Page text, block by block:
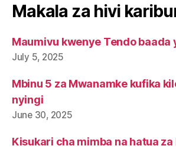
Makala za hivi
Maumivu kwenye Tendo baada
July 5, 2025
Mbinu 5 za Mwanamke kufika
nyingi
June 30, 2025
Kisukari cha mimba na hatua